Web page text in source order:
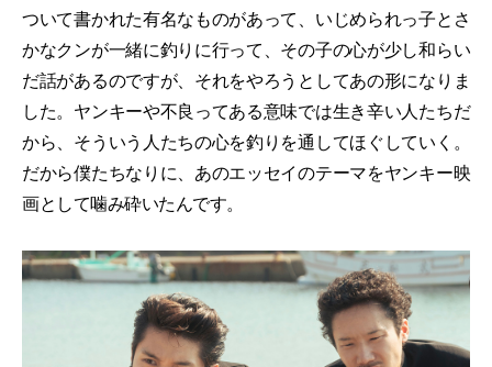
ついて書かれた有名なものがあって、いじめられっ子とさ
かなクンが一緒に釣りに行って、その子の心が少し和らい
だ話があるのですが、それをやろうとしてあの形になりま
した。ヤンキーや不良ってある意味では生き辛い人たちだ
から、そういう人たちの心を釣りを通してほぐしていく。
だから僕たちなりに、あのエッセイのテーマをヤンキー映
画として噛み砕いたんです。